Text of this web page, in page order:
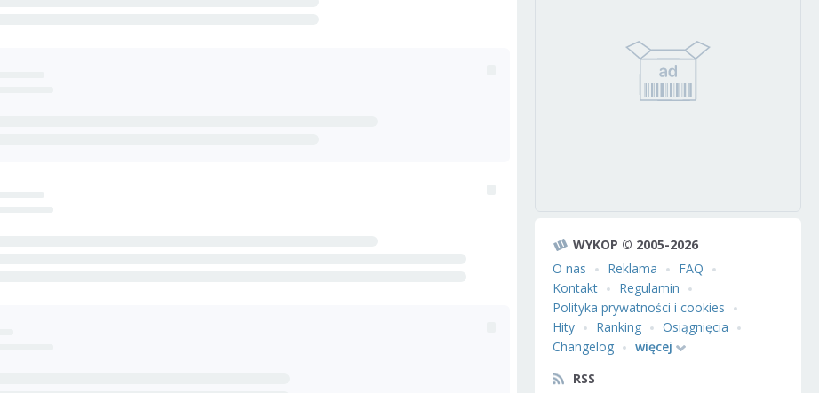
WYKOP © 2005-2026
O nas
Reklama
FAQ
Kontakt
Regulamin
Polityka prywatności i cookies
Hity
Ranking
Osiągnięcia
Changelog
więcej
RSS